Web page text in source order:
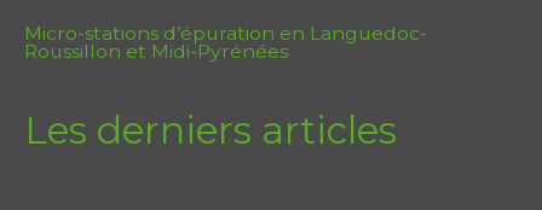
Micro-stations d’épuration en Languedoc-
Roussillon et Midi-Pyrénées
Les derniers articles